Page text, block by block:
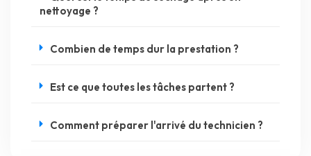
nettoyage ?
Combien de temps dur la prestation ?
Est ce que toutes les tâches partent ?
Comment préparer l'arrivé du technicien ?